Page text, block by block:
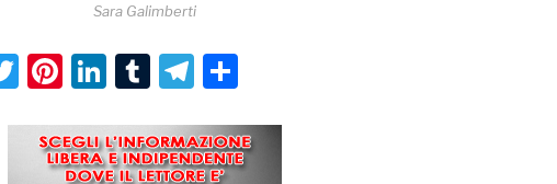
Sara Galimberti
Twitter
Pinterest
LinkedIn
TumblrTelegram